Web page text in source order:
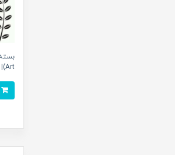
Art)| دانلود رایگان